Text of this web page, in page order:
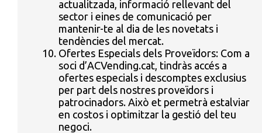
actualitzada, informació rellevant del
sector i eines de comunicació per
mantenir-te al dia de les novetats i
tendències del mercat.
Ofertes Especials dels Proveïdors: Com a
soci d’ACVending.cat, tindràs accés a
ofertes especials i descomptes exclusius
per part dels nostres proveïdors i
patrocinadors. Això et permetrà estalviar
en costos i optimitzar la gestió del teu
negoci.